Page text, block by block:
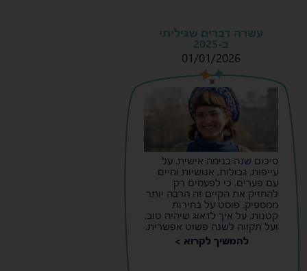
עשרה דברים שגיליתי
ב-2025
01/01/2026
s
s
סיכום שנה בנימה אישית. על
עייפות, גבולות, אנושיות וחיים
עם פערים. כי לפעמים רק
להחזיק את הקיים זה הרבה יותר
ממספיק. פוסט על בחירות
קטנות, על איך לדאוג שיהיה טוב,
ועל תקווה לשנה פשוט אפשרית.
להמשיך לקרוא >